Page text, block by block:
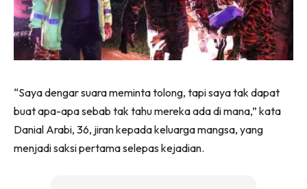
“Saya dengar suara meminta tolong, tapi saya tak dapat
buat apa-apa sebab tak tahu mereka ada di mana,” kata
Danial Arabi, 36, jiran kepada keluarga mangsa, yang
menjadi saksi pertama selepas kejadian.